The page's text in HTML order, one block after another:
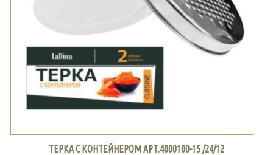
ТЕРКА С КОНТЕЙНЕРОМ АРТ.4000100-15 /24/12